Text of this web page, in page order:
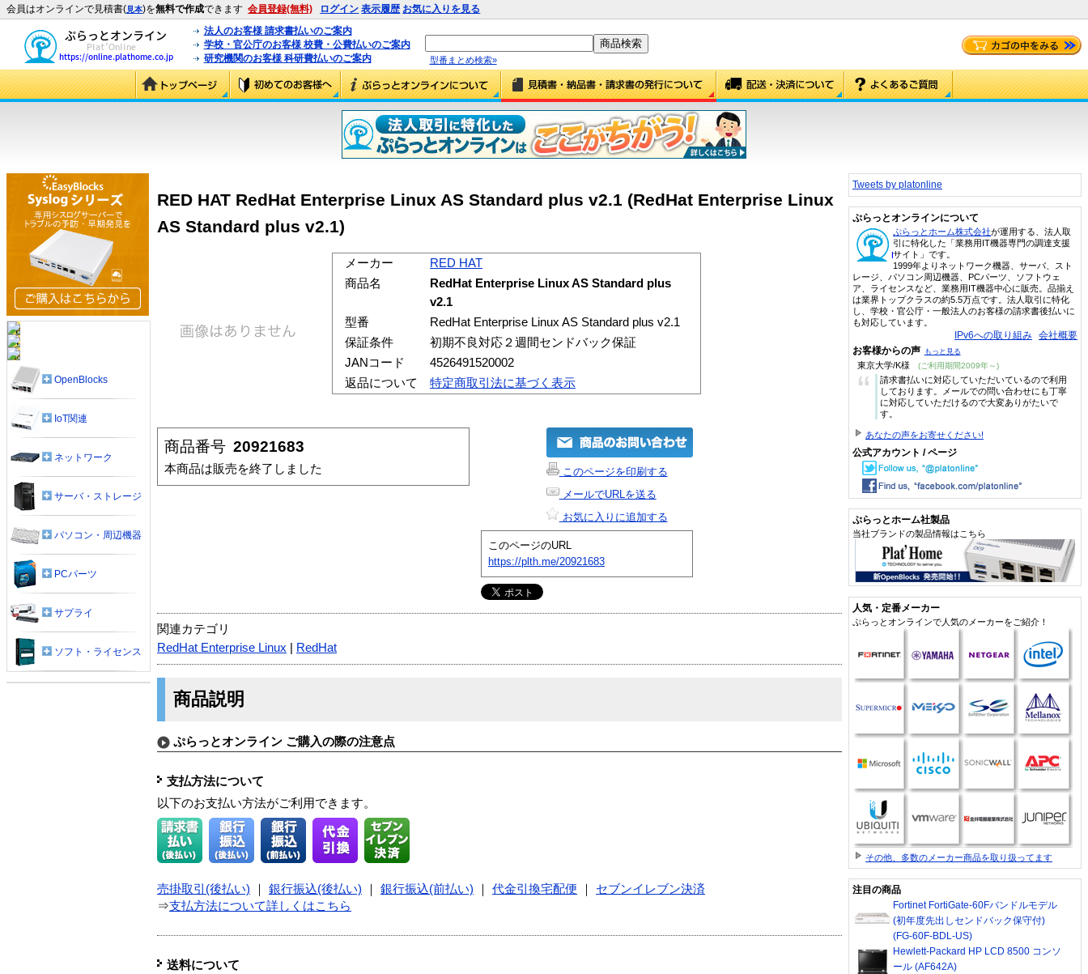
会員はオンラインで見積書(見本)を無料で作成できます 会員登録(無料) ログイン 表示履歴 お気に入りを見る
法人のお客様 請求書払いのご案内
学校・官公庁のお客様 校費・公費払いのご案内
研究機関のお客様 科研費払いのご案内
型番まとめ検索»
RED HAT RedHat Enterprise Linux AS Standard plus v2.1 (RedHat Enterprise Linux
AS Standard plus v2.1)
メーカー
RED HAT
商品名
RedHat Enterprise Linux AS Standard plus
v2.1
型番
RedHat Enterprise Linux AS Standard plus v2.1
保証条件
初期不良対応２週間センドバック保証
JANコード
4526491520002
返品について
特定商取引法に基づく表示
商品番号 20921683
本商品は販売を終了しました
このページを印刷する
メールでURLを送る
お気に入りに追加する
このページのURL
https://plth.me/20921683
関連カテゴリ
RedHat Enterprise Linux
RedHat
商品説明
ぷらっとオンライン ご購入の際の注意点
支払方法について
以下のお支払い方法がご利用できます。
売掛取引(後払い) 銀行振込(後払い) 銀行振込(前払い) 代金引換宅配便
セブンイレブン決済
⇒支払方法について詳しくはこちら
送料について
OpenBlocks
IoT関連
ネットワーク
サーバ・ストレージ
パソコン・周辺機器
PCパーツ
サプライ
ソフト・ライセンス
Tweets by platonline
ぷらっとオンラインについて
ぷらっとホーム株式会社が運用する、法人取
引に特化した「業務用IT機器専門の調達支援
サイト」です。
1999年よりネットワーク機器、サーバ、スト
レージ、パソコン周辺機器、PCパーツ、ソフトウェ
ア、ライセンスなど、業務用IT機器中心に販売。品揃え
は業界トップクラスの約5.5万点です。法人取引に特化
し、学校・官公庁・一般法人のお客様の請求書後払いに
も対応しています。
IPv6への取り組み 会社概要
お客様からの声 もっと見る
東京大学/K様 (ご利用期間2009年～)
“
請求書払いに対応していただいているので利用
しております。メールでの問い合わせにも丁寧
に対応していただけるので大変ありがたいで
す。
あなたの声をお寄せください!
公式アカウント / ページ
ぷらっとホーム社製品
当社ブランドの製品情報はこちら
人気・定番メーカー
ぷらっとオンラインで人気のメーカーをご紹介！
その他、多数のメーカー商品を取り扱ってます
注目の商品
Fortinet FortiGate-60Fバンドルモデル
(初年度先出しセンドバック保守付)
(FG-60F-BDL-US)
Hewlett-Packard HP LCD 8500 コンソ
ール (AF642A)